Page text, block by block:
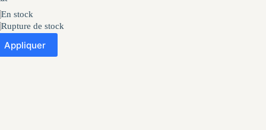
En stock
Rupture de stock
Appliquer